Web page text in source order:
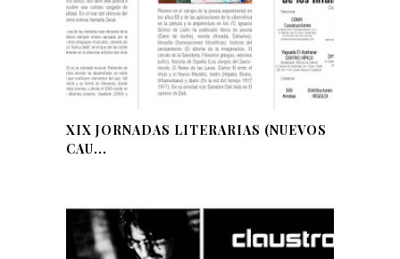
XIX JORNADAS LITERARIAS (NUEVOS
CAU...